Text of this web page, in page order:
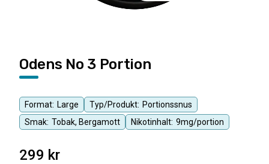
Format: Large Typ/Produkt: Portionssnus
Smak: Tobak, Bergamott Nikotinhalt: 9mg/portion
Odens No 3 Portion
299 kr